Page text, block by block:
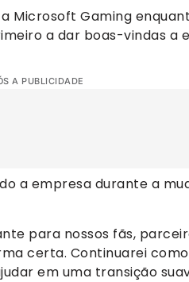
Microsoft Gaming
a dar boas-vindas a
A PUBLICIDADE
a empresa durante a
para nossos fãs,
certa. Continuarei
em uma transição